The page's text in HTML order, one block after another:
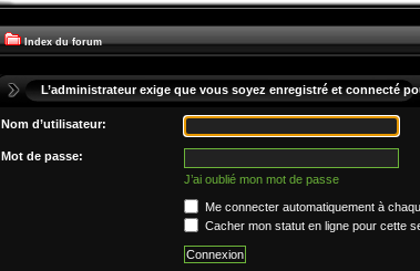
Index du forum
L’administrateur exige que vous soyez enregistré et connecté
Nom d’utilisateur:
Mot de passe:
J’ai oublié mon mot de passe
Me connecter automatiquement à
Cacher mon statut en ligne pour cette